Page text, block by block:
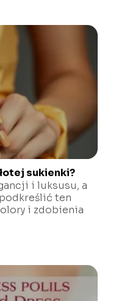
sukienki?
i luksusu, a
ten
i zdobienia